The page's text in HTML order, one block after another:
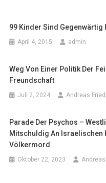
99 Kinder Sind
April 4, 2015 admin
Weg Von Einer Politik Der
Freundschaft
Juli 2, 2024 Andreas
Parade Der Psychos –
Mitschuldig An Israelischen
Völkermord
Oktober 22, 2023